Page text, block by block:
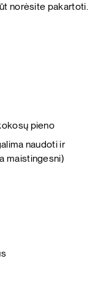
pieno
naudoti ir
maistingesni)
norėsite pakartoti.